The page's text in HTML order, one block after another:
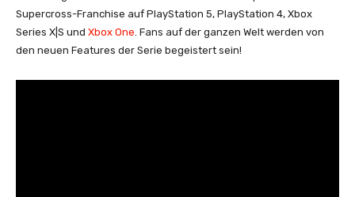
Supercross-Franchise auf PlayStation 5, PlayStation 4, Xbox
Series X|S und Xbox One . Fans auf der ganzen Welt werden von
den neuen Features der Serie begeistert sein!